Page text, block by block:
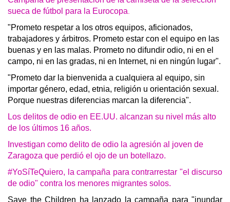
sueca de fútbol para la Eurocopa
"Prometo respetar a los otros equipos, aficionados,
trabajadores y árbitros. Prometo estar con el equipo en las
buenas y en las malas. Prometo no difundir odio, ni en el
campo, ni en las gradas, ni en Internet, ni en ningún lugar".
"Prometo dar la bienvenida a cualquiera al equipo, sin
importar género, edad, etnia, religión u orientación sexual.
Porque nuestras diferencias marcan la diferencia".
Los delitos de odio en EE.UU. alcanzan su nivel más alto
de los últimos 16 años.
Investigan como delito de odio la agresión al joven de
Zaragoza que perdió el ojo de un botellazo.
#YoSíTeQuiero, la campaña para contrarrestar "el discurso
de odio" contra los menores migrantes solos.
Save the Children ha lanzado la campaña para "inundar